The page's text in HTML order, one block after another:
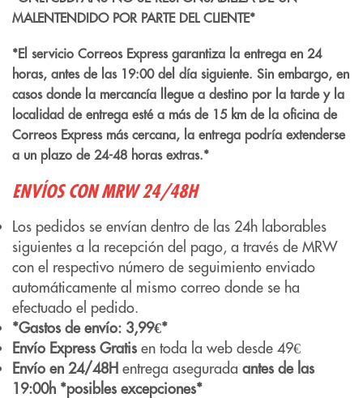
MALENTENDIDO POR PARTE DEL CLIENTE*
*El servicio Correos Express garantiza la entrega en 24
horas, antes de las 19:00 del día siguiente. Sin embargo, en
casos donde la mercancía llegue a destino por la tarde y la
localidad de entrega esté a más de 15 km de la oficina de
Correos Express más cercana, la entrega podría extenderse
a un plazo de 24-48 horas extras.*
ENVÍOS CON MRW 24/48H
Los pedidos se envían dentro de las 24h laborables
siguientes a la recepción del pago, a través de MRW
con el respectivo número de seguimiento enviado
automáticamente al mismo correo donde se ha
efectuado el pedido.
*Gastos de envío: 3,99€*
Envío Express Gratis en toda la web desde 49€
Envío en 24/48H entrega asegurada antes de las
19:00h *posibles excepciones*